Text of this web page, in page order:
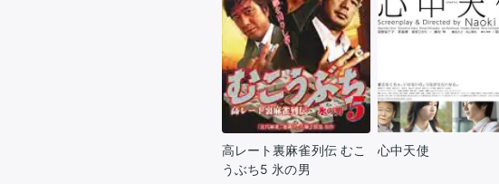
高レート裏麻雀列伝 むこ
うぶち5 氷の男
心中天使